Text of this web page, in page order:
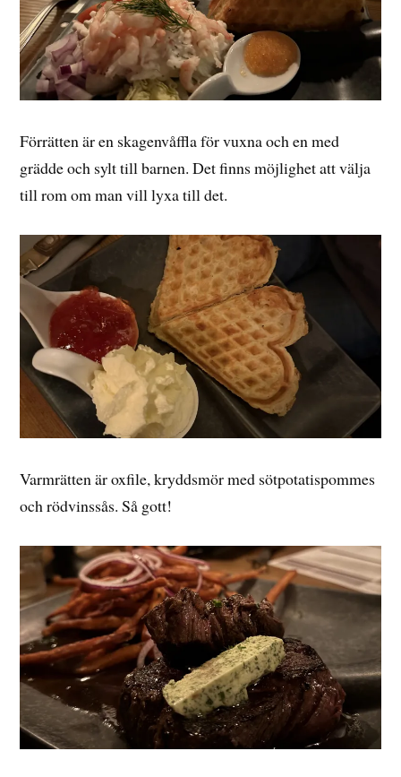
Förrätten är en skagenvåffla för vuxna och en med
grädde och sylt till barnen. Det finns möjlighet att välja
till rom om man vill lyxa till det.
Varmrätten är oxfile, kryddsmör med sötpotatispommes
och rödvinssås. Så gott!